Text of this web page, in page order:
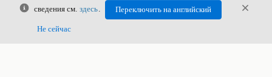
Закрыть
сведения см. здесь.
Переключить на английский
Не сейчас